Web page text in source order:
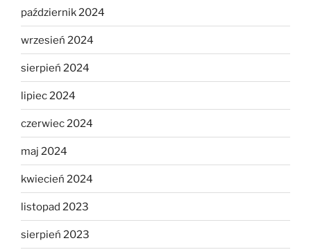
październik 2024
wrzesień 2024
sierpień 2024
lipiec 2024
czerwiec 2024
maj 2024
kwiecień 2024
listopad 2023
sierpień 2023